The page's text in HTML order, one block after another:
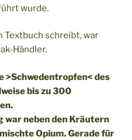
wurde.
Textbuch schreibt, war
Händler.
>Schwedentropfen< des
bis zu 300
war neben den Kräutern
Opium. Gerade für